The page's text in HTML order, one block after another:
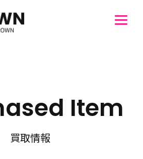
Item
買取情報